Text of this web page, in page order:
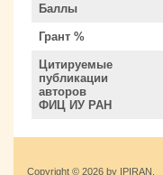
Баллы
Грант %
Цитируемые
публикации
авторов
ФИЦ ИУ РАН
Copyright © 2026 by IPIRAN.